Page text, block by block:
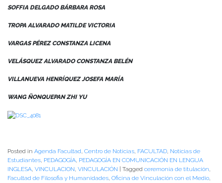
SOFFIA DELGADO BÁRBARA ROSA
TROPA ALVARADO MATILDE VICTORIA
VARGAS PÉREZ CONSTANZA LICENA
VELÁSQUEZ ALVARADO CONSTANZA BELÉN
VILLANUEVA HENRÍQUEZ JOSEFA MARÍA
WANG ÑONQUEPAN ZHI YU
Posted in Agenda Facultad, Centro de Noticias, FACULTAD, Noticias de
Estudiantes, PEDAGOGÍA, PEDAGOGÍA EN COMUNICACIÓN EN LENGUA
INGLESA, VINCULACION, VINCULACIÓN Tagged ceremonia de titulación,
Facultad de Filosofia y Humanidades, Oficina de Vinculación con el Medio,